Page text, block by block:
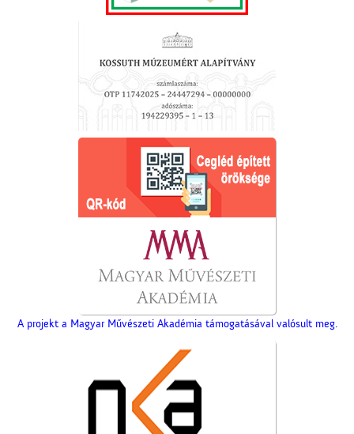
A projekt a Magyar Művészeti Akadémia támogatásával valósult meg.